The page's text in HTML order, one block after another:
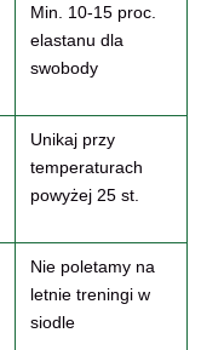
Min. 10-15 proc.
elastanu dla
swobody
Unikaj przy
temperaturach
powyżej 25 st.
Nie poletamy na
letnie treningi w
siodle